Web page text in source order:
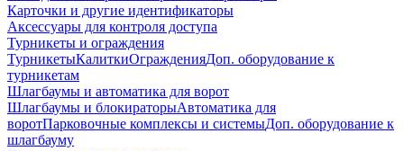
Карточки и другие идентификаторы
Аксессуары для контроля доступа
Турникеты и ограждения
ТурникетыКалиткиОгражденияДоп. оборудование к
турникетам
Шлагбаумы и автоматика для ворот
Шлагбаумы и блокираторыАвтоматика для
воротПарковочные комплексы и системыДоп. оборудование к
шлагбауму